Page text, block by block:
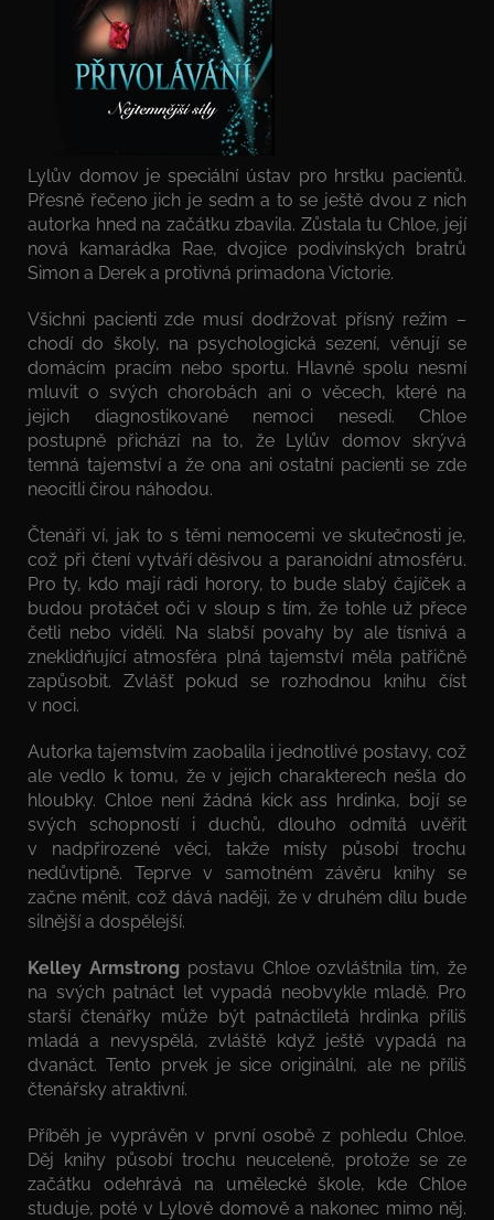
Lylův domov je speciální ústav pro hrstku pacientů.
Přesně řečeno jich je sedm a to se ještě dvou z nich
autorka hned na začátku zbavila. Zůstala tu Chloe, její
nová kamarádka Rae, dvojice podivínských bratrů
Simon a Derek a protivná primadona Victorie.
Všichni pacienti zde musí dodržovat přísný režim –
chodí do školy, na psychologická sezení, věnují se
domácím pracím nebo sportu. Hlavně spolu nesmí
mluvit o svých chorobách ani o věcech, které na
jejich diagnostikované nemoci nesedí. Chloe
postupně přichází na to, že Lylův domov skrývá
temná tajemství a že ona ani ostatní pacienti se zde
neocitli čirou náhodou.
Čtenáři ví, jak to s těmi nemocemi ve skutečnosti je,
což při čtení vytváří děsivou a paranoidní atmosféru.
Pro ty, kdo mají rádi horory, to bude slabý čajíček a
budou protáčet oči v sloup s tím, že tohle už přece
četli nebo viděli. Na slabší povahy by ale tísnivá a
zneklidňující atmosféra plná tajemství měla patřičně
zapůsobit. Zvlášť pokud se rozhodnou knihu číst
v noci.
Autorka tajemstvím zaobalila i jednotlivé postavy, což
ale vedlo k tomu, že v jejich charakterech nešla do
hloubky. Chloe není žádná kick ass hrdinka, bojí se
svých schopností i duchů, dlouho odmítá uvěřit
v nadpřirozené věci, takže místy působí trochu
nedůvtipně. Teprve v samotném závěru knihy se
začne měnit, což dává naději, že v druhém dílu bude
silnější a dospělejší.
Kelley Armstrong postavu Chloe ozvláštnila tím, že
na svých patnáct let vypadá neobvykle mladě. Pro
starší čtenářky může být patnáctiletá hrdinka příliš
mladá a nevyspělá, zvláště když ještě vypadá na
dvanáct. Tento prvek je sice originální, ale ne příliš
čtenářsky atraktivní.
Příběh je vyprávěn v první osobě z pohledu Chloe.
Děj knihy působí trochu neuceleně, protože se ze
začátku odehrává na umělecké škole, kde Chloe
studuje, poté v Lylově domově a nakonec mimo něj.